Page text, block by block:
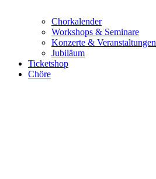
Chorkalender
Workshops & Seminare
Konzerte & Veranstaltungen
Jubiläum
Ticketshop
Chöre